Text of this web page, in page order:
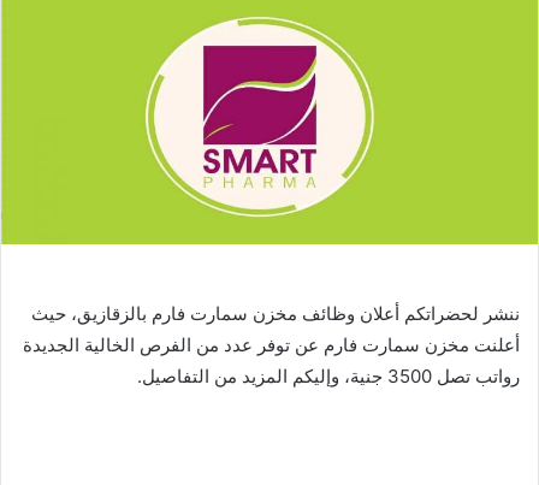
ننشر لحضراتكم أعلان وظائف مخزن سمارت فارم بالزقازيق، حيث
أعلنت مخزن سمارت فارم عن توفر عدد من الفرص الخالية الجديدة
رواتب تصل 3500 جنية، وإليكم المزيد من التفاصيل.